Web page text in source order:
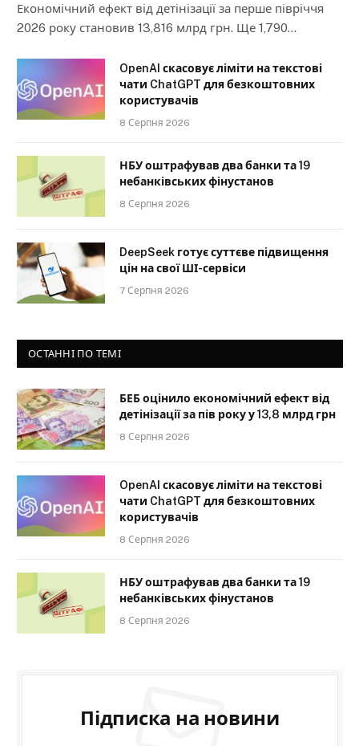
Економічний ефект від детінізації за перше півріччя
2026 року становив 13,816 млрд грн. Ще 1,790…
OpenAI скасовує ліміти на текстові
чати ChatGPT для безкоштовних
користувачів
8 Серпня 2026
НБУ оштрафував два банки та 19
небанківських фінустанов
8 Серпня 2026
DeepSeek готує суттєве підвищення
цін на свої ШІ-сервіси
7 Серпня 2026
ОСТАННІ ПО ТЕМІ
БЕБ оцінило економічний ефект від
детінізації за пів року у 13,8 млрд грн
8 Серпня 2026
OpenAI скасовує ліміти на текстові
чати ChatGPT для безкоштовних
користувачів
8 Серпня 2026
НБУ оштрафував два банки та 19
небанківських фінустанов
8 Серпня 2026
Підписка на новини